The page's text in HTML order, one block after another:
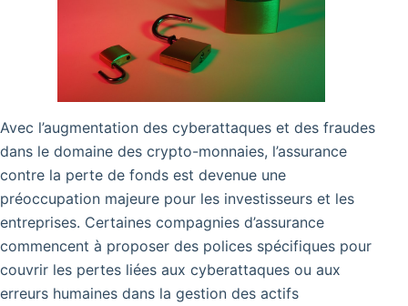
Avec l’augmentation des cyberattaques et des fraudes
dans le domaine des crypto-monnaies, l’assurance
contre la perte de fonds est devenue une
préoccupation majeure pour les investisseurs et les
entreprises. Certaines compagnies d’assurance
commencent à proposer des polices spécifiques pour
couvrir les pertes liées aux cyberattaques ou aux
erreurs humaines dans la gestion des actifs